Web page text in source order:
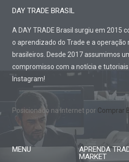
DAY TRADE BRASIL
A DAY TRADE Brasil surgiu em 2015
o aprendizado do Trade e a
brasileiros. Desde 2017 assumimos
compromisso com a notícia e
Instagram!
Posicionado na Internet por Comprar
MENU
APRENDA
MARKET